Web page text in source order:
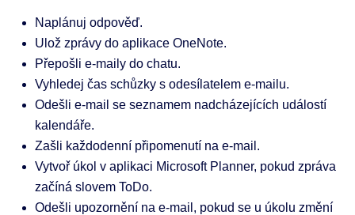
Naplánuj odpověď.
Ulož zprávy do aplikace OneNote.
Přepošli e-maily do chatu.
Vyhledej čas schůzky s odesílatelem e-mailu.
Odešli e-mail se seznamem nadcházejících událostí
kalendáře.
Zašli každodenní připomenutí na e-mail.
Vytvoř úkol v aplikaci Microsoft Planner, pokud zpráva
začíná slovem ToDo.
Odešli upozornění na e-mail, pokud se u úkolu změní